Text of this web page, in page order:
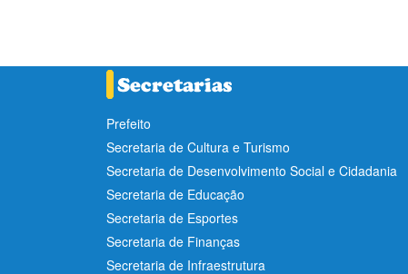
Prefeito
Secretaria de Cultura e Turismo
Secretaria de Desenvolvimento Social e Cidadania
Secretaria de Educação
Secretaria de Esportes
Secretaria de Finanças
Secretaria de Infraestrutura